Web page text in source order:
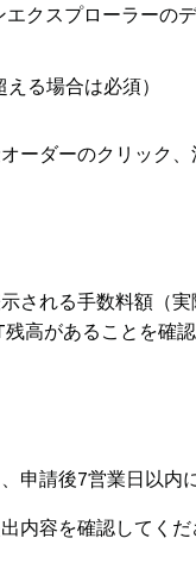
クスプローラーの
る場合は必須）
ーダーのクリック
される手数料額（
高があることを確
申請後7営業日以内
内容を確認してく